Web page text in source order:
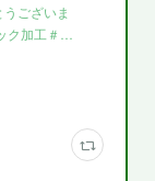
ございま
ク加工＃…